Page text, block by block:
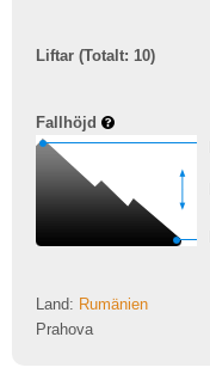
Liftar (Totalt: 10)
Fallhöjd
Land: Rumänien
Prahova